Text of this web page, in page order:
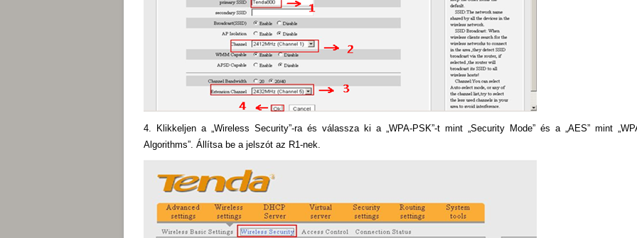
4. Klikkeljen a „Wireless Security”-ra és válassza ki a „WPA-PSK”-t mint „Security Mode” és a „AES” mint
Algorithms”. Állítsa be a jelszót az R1-nek.